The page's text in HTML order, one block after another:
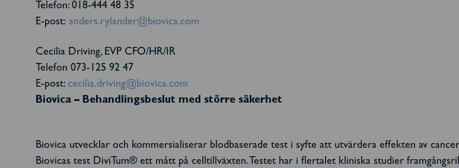
Telefon: 018-444 48 35
E-post: anders.rylander@biovica.com
Cecilia Driving, EVP CFO/HR/IR
Telefon 073-125 92 47
E-post: cecilia.driving@biovica.com
Biovica – Behandlingsbeslut med större säkerhet
Biovica utvecklar och kommersialiserar blodbaserade test i syfte att utvärdera effekten av
Biovicas test DiviTum® ett mått på celltillväxten. Testet har i flertalet kliniska studier